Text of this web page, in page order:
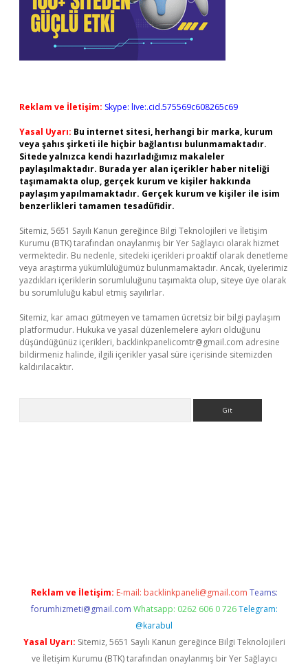
Reklam ve İletişim: Skype: live:.cid.575569c608265c69
Yasal Uyarı: Bu internet sitesi, herhangi bir marka, kurum
veya şahıs şirketi ile hiçbir bağlantısı bulunmamaktadır.
Sitede yalnızca kendi hazırladığımız makaleler
paylaşılmaktadır. Burada yer alan içerikler haber niteliği
taşımamakta olup, gerçek kurum ve kişiler hakkında
paylaşım yapılmamaktadır. Gerçek kurum ve kişiler ile isim
benzerlikleri tamamen tesadüfidir.
Sitemiz, 5651 Sayılı Kanun gereğince Bilgi Teknolojileri ve İletişim
Kurumu (BTK) tarafından onaylanmış bir Yer Sağlayıcı olarak hizmet
vermektedir. Bu nedenle, sitedeki içerikleri proaktif olarak denetleme
veya araştırma yükümlülüğümüz bulunmamaktadır. Ancak, üyelerimiz
yazdıkları içeriklerin sorumluluğunu taşımakta olup, siteye üye olarak
bu sorumluluğu kabul etmiş sayılırlar.
Sitemiz, kar amacı gütmeyen ve tamamen ücretsiz bir bilgi paylaşım
platformudur. Hukuka ve yasal düzenlemelere aykırı olduğunu
düşündüğünüz içerikleri, backlinkpanelicomtr@gmail.com adresine
bildirmeniz halinde, ilgili içerikler yasal süre içerisinde sitemizden
kaldırılacaktır.
Reklam ve İletişim: E-mail: backlinkpaneli@gmail.com Teams:
forumhizmeti@gmail.com Whatsapp: 0262 606 0 726 Telegram:
@karabul
Yasal Uyarı: Sitemiz, 5651 Sayılı Kanun gereğince Bilgi Teknolojileri
ve İletişim Kurumu (BTK) tarafından onaylanmış bir Yer Sağlayıcı